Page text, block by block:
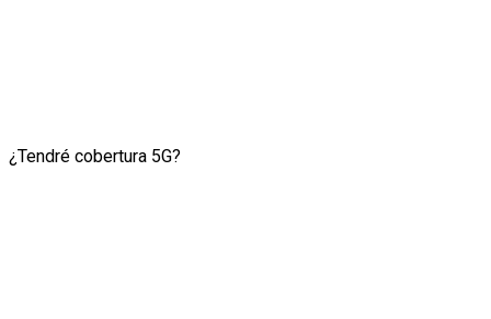
¿Tendré cobertura 5G?